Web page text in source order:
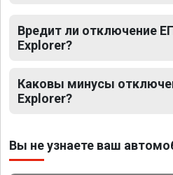
Вредит ли отключение
Explorer?
Каковы минусы
Explorer?
Вы не узнаете ваш